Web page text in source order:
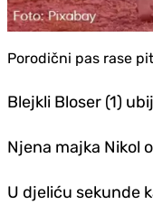
Porodični pas rase
Blejkli Bloser (1)
Njena majka Nikol
U djeliću sekunde